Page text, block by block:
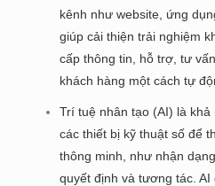
kênh như website, ứng
giúp cải thiện trải nghiệm
cấp thông tin, hỗ trợ, tư
khách hàng một cách tự
Trí tuệ nhân tạo (AI) là
các thiết bị kỹ thuật số để
thông minh, như nhận
quyết định và tương tác.